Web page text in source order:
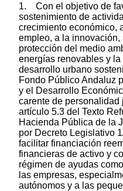
1. Con el objetivo de
sostenimiento de
crecimiento económico,
empleo, a la
protección del medio
energías renovables y
desarrollo urbano
Fondo Público Andaluz
y el Desarrollo
carente de personalidad
artículo 5.3 del Texto
Hacienda Pública de la
por Decreto Legislativo
facilitar financiación
financieras de activo y
régimen de ayudas
las empresas,
autónomos y a las